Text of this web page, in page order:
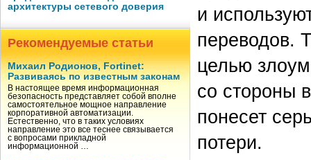
архитектуры сетевого доверия
Рекомендуемые статьи
Михаил Родионов, Fortinet:
Развиваясь по известным законам
В настоящее время информационная
безопасность представляет собой вполне
самостоятельное мощное направление
корпоративной автоматизации.
Естественно, что в таких условиях
направление это все теснее связывается
с вопросами прикладной
информационной …
и
переводов.
целью
со стороны
понесет
потери.